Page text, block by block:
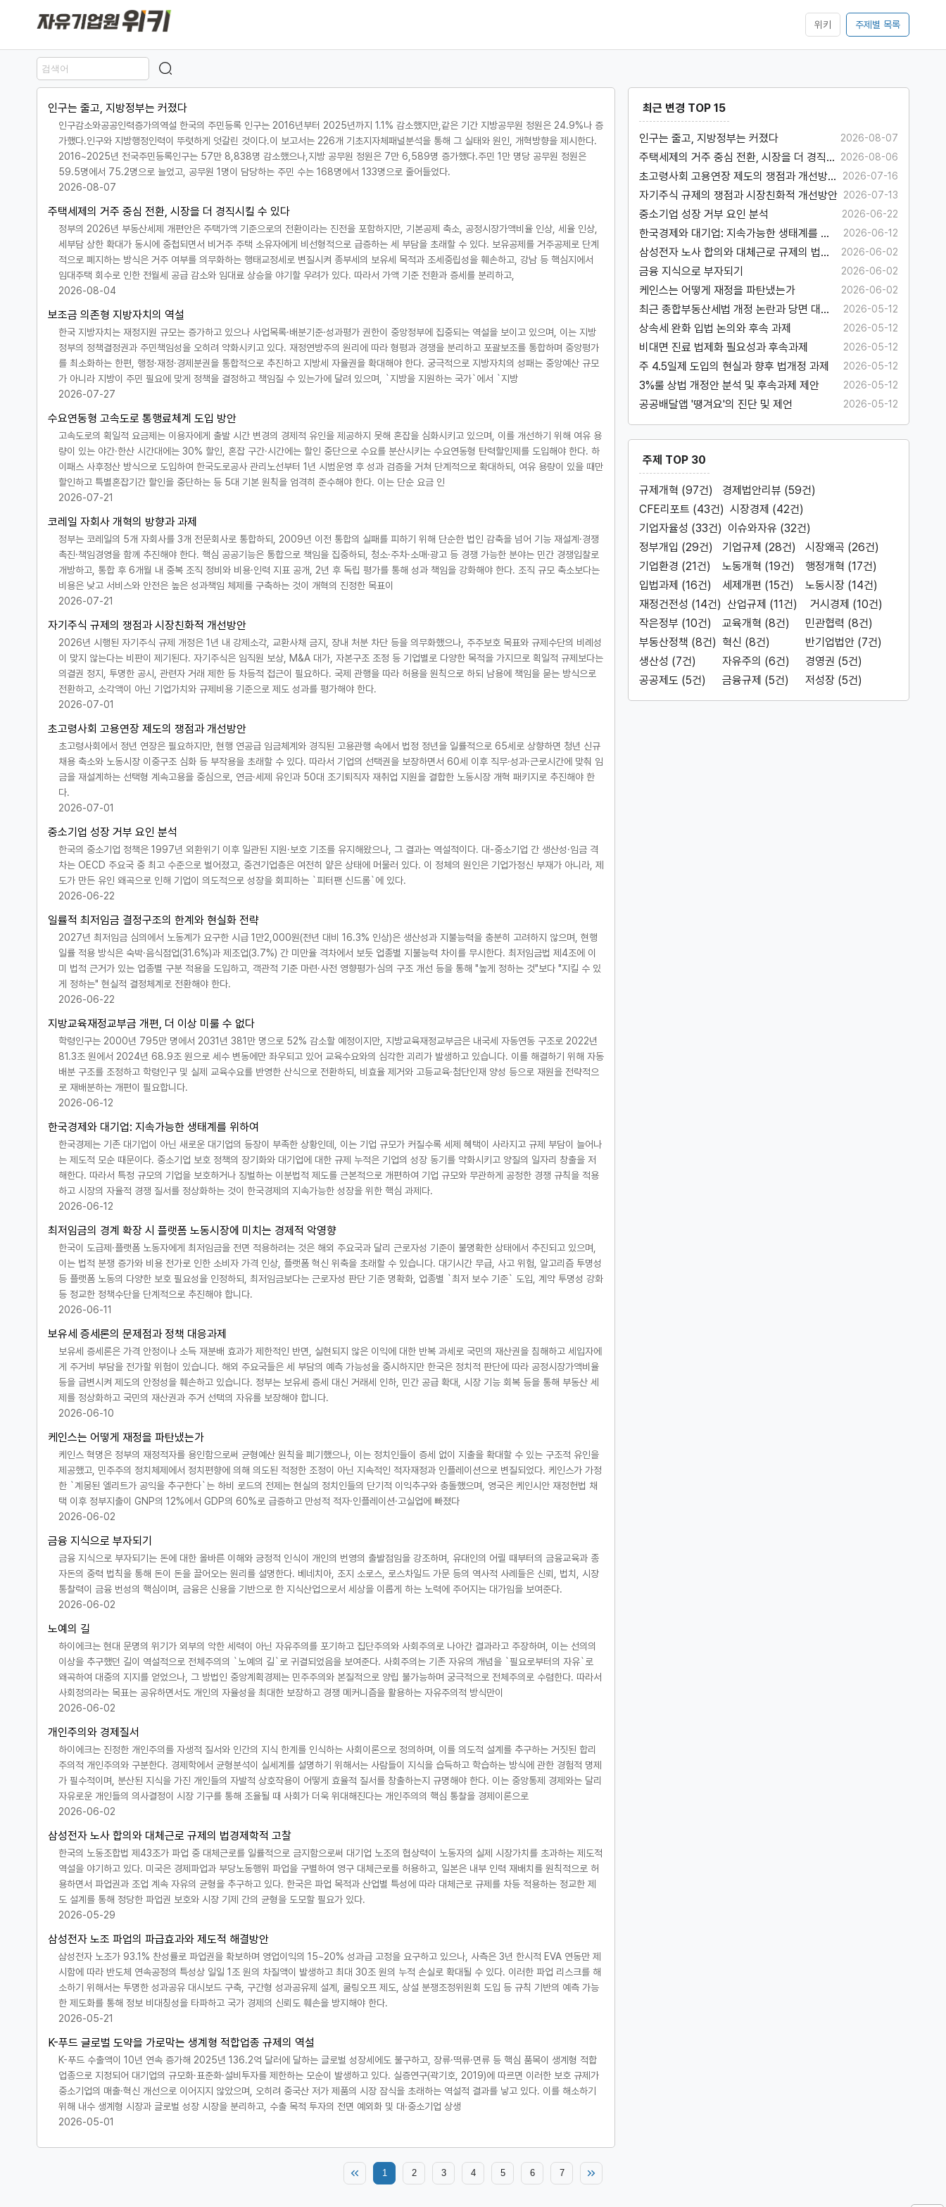
위키 주제별 목록
인구는 줄고, 지방정부는 커졌다
인구감소와공공인력증가의역설 한국의 주민등록 인구는 2016년부터 2025년까지 1.1% 감소했지만,같은 기간 지방공무원 정원은 24.9%나 증
가했다.인구와 지방행정인력이 뚜렷하게 엇갈린 것이다.이 보고서는 226개 기초지자체패널분석을 통해 그 실태와 원인, 개혁방향을 제시한다.
2016~2025년 전국주민등록인구는 57만 8,838명 감소했으나,지방 공무원 정원은 7만 6,589명 증가했다.주민 1만 명당 공무원 정원은
59.5명에서 75.2명으로 늘었고, 공무원 1명이 담당하는 주민 수는 168명에서 133명으로 줄어들었다.
2026-08-07
주택세제의 거주 중심 전환, 시장을 더 경직시킬 수 있다
정부의 2026년 부동산세제 개편안은 주택가액 기준으로의 전환이라는 진전을 포함하지만, 기본공제 축소, 공정시장가액비율 인상, 세율 인상,
세부담 상한 확대가 동시에 중첩되면서 비거주 주택 소유자에게 비선형적으로 급증하는 세 부담을 초래할 수 있다. 보유공제를 거주공제로 단계
적으로 폐지하는 방식은 거주 여부를 의무화하는 행태교정세로 변질시켜 종부세의 보유세 목적과 조세중립성을 훼손하고, 강남 등 핵심지에서
임대주택 회수로 인한 전월세 공급 감소와 임대료 상승을 야기할 우려가 있다. 따라서 가액 기준 전환과 증세를 분리하고,
2026-08-04
보조금 의존형 지방자치의 역설
한국 지방자치는 재정지원 규모는 증가하고 있으나 사업목록·배분기준·성과평가 권한이 중앙정부에 집중되는 역설을 보이고 있으며, 이는 지방
정부의 정책결정권과 주민책임성을 오히려 약화시키고 있다. 재정연방주의 원리에 따라 형평과 경쟁을 분리하고 포괄보조를 통합하며 중앙평가
를 최소화하는 한편, 행정·재정·경제분권을 통합적으로 추진하고 지방세 자율권을 확대해야 한다. 궁극적으로 지방자치의 성패는 중앙예산 규모
가 아니라 지방이 주민 필요에 맞게 정책을 결정하고 책임질 수 있는가에 달려 있으며, `지방을 지원하는 국가`에서 `지방
2026-07-27
수요연동형 고속도로 통행료체계 도입 방안
고속도로의 획일적 요금제는 이용자에게 출발 시간 변경의 경제적 유인을 제공하지 못해 혼잡을 심화시키고 있으며, 이를 개선하기 위해 여유 용
량이 있는 야간·한산 시간대에는 30% 할인, 혼잡 구간·시간에는 할인 중단으로 수요를 분산시키는 수요연동형 탄력할인제를 도입해야 한다. 하
이패스 사후정산 방식으로 도입하여 한국도로공사 관리노선부터 1년 시범운영 후 성과 검증을 거쳐 단계적으로 확대하되, 여유 용량이 있을 때만
할인하고 특별혼잡기간 할인을 중단하는 등 5대 기본 원칙을 엄격히 준수해야 한다. 이는 단순 요금 인
2026-07-21
코레일 자회사 개혁의 방향과 과제
정부는 코레일의 5개 자회사를 3개 전문회사로 통합하되, 2009년 이전 통합의 실패를 피하기 위해 단순한 법인 감축을 넘어 기능 재설계·경쟁
촉진·책임경영을 함께 추진해야 한다. 핵심 공공기능은 통합으로 책임을 집중하되, 청소·주차·소매·광고 등 경쟁 가능한 분야는 민간 경쟁입찰로
개방하고, 통합 후 6개월 내 중복 조직 정비와 비용·인력 지표 공개, 2년 후 독립 평가를 통해 성과 책임을 강화해야 한다. 조직 규모 축소보다는
비용은 낮고 서비스와 안전은 높은 성과책임 체제를 구축하는 것이 개혁의 진정한 목표이
2026-07-21
자기주식 규제의 쟁점과 시장친화적 개선방안
2026년 시행된 자기주식 규제 개정은 1년 내 강제소각, 교환사채 금지, 장내 처분 차단 등을 의무화했으나, 주주보호 목표와 규제수단의 비례성
이 맞지 않는다는 비판이 제기된다. 자기주식은 임직원 보상, M&A 대가, 자본구조 조정 등 기업별로 다양한 목적을 가지므로 획일적 규제보다는
의결권 정지, 투명한 공시, 관련자 거래 제한 등 차등적 접근이 필요하다. 국제 관행을 따라 허용을 원칙으로 하되 남용에 책임을 묻는 방식으로
전환하고, 소각액이 아닌 기업가치와 규제비용 기준으로 제도 성과를 평가해야 한다.
2026-07-01
초고령사회 고용연장 제도의 쟁점과 개선방안
초고령사회에서 정년 연장은 필요하지만, 현행 연공급 임금체계와 경직된 고용관행 속에서 법정 정년을 일률적으로 65세로 상향하면 청년 신규
채용 축소와 노동시장 이중구조 심화 등 부작용을 초래할 수 있다. 따라서 기업의 선택권을 보장하면서 60세 이후 직무·성과·근로시간에 맞춰 임
금을 재설계하는 선택형 계속고용을 중심으로, 연금·세제 유인과 50대 조기퇴직자 재취업 지원을 결합한 노동시장 개혁 패키지로 추진해야 한
다.
2026-07-01
중소기업 성장 거부 요인 분석
한국의 중소기업 정책은 1997년 외환위기 이후 일관된 지원·보호 기조를 유지해왔으나, 그 결과는 역설적이다. 대-중소기업 간 생산성·임금 격
차는 OECD 주요국 중 최고 수준으로 벌어졌고, 중견기업층은 여전히 얕은 상태에 머물러 있다. 이 정체의 원인은 기업가정신 부재가 아니라, 제
도가 만든 유인 왜곡으로 인해 기업이 의도적으로 성장을 회피하는 `피터팬 신드롬`에 있다.
2026-06-22
일률적 최저임금 결정구조의 한계와 현실화 전략
2027년 최저임금 심의에서 노동계가 요구한 시급 1만2,000원(전년 대비 16.3% 인상)은 생산성과 지불능력을 충분히 고려하지 않으며, 현행
일률 적용 방식은 숙박·음식점업(31.6%)과 제조업(3.7%) 간 미만율 격차에서 보듯 업종별 지불능력 차이를 무시한다. 최저임금법 제4조에 이
미 법적 근거가 있는 업종별 구분 적용을 도입하고, 객관적 기준 마련·사전 영향평가·심의 구조 개선 등을 통해 "높게 정하는 것"보다 "지킬 수 있
게 정하는" 현실적 결정체계로 전환해야 한다.
2026-06-22
지방교육재정교부금 개편, 더 이상 미룰 수 없다
학령인구는 2000년 795만 명에서 2031년 381만 명으로 52% 감소할 예정이지만, 지방교육재정교부금은 내국세 자동연동 구조로 2022년
81.3조 원에서 2024년 68.9조 원으로 세수 변동에만 좌우되고 있어 교육수요와의 심각한 괴리가 발생하고 있습니다. 이를 해결하기 위해 자동
배분 구조를 조정하고 학령인구 및 실제 교육수요를 반영한 산식으로 전환하되, 비효율 제거와 고등교육·첨단인재 양성 등으로 재원을 전략적으
로 재배분하는 개편이 필요합니다.
2026-06-12
한국경제와 대기업: 지속가능한 생태계를 위하여
한국경제는 기존 대기업이 아닌 새로운 대기업의 등장이 부족한 상황인데, 이는 기업 규모가 커질수록 세제 혜택이 사라지고 규제 부담이 늘어나
는 제도적 모순 때문이다. 중소기업 보호 정책의 장기화와 대기업에 대한 규제 누적은 기업의 성장 동기를 약화시키고 양질의 일자리 창출을 저
해한다. 따라서 특정 규모의 기업을 보호하거나 징벌하는 이분법적 제도를 근본적으로 개편하여 기업 규모와 무관하게 공정한 경쟁 규칙을 적용
하고 시장의 자율적 경쟁 질서를 정상화하는 것이 한국경제의 지속가능한 성장을 위한 핵심 과제다.
2026-06-12
최저임금의 경계 확장 시 플랫폼 노동시장에 미치는 경제적 악영향
한국이 도급제·플랫폼 노동자에게 최저임금을 전면 적용하려는 것은 해외 주요국과 달리 근로자성 기준이 불명확한 상태에서 추진되고 있으며,
이는 법적 분쟁 증가와 비용 전가로 인한 소비자 가격 인상, 플랫폼 혁신 위축을 초래할 수 있습니다. 대기시간 무급, 사고 위험, 알고리즘 투명성
등 플랫폼 노동의 다양한 보호 필요성을 인정하되, 최저임금보다는 근로자성 판단 기준 명확화, 업종별 `최저 보수 기준` 도입, 계약 투명성 강화
등 정교한 정책수단을 단계적으로 추진해야 합니다.
2026-06-11
보유세 증세론의 문제점과 정책 대응과제
보유세 증세론은 가격 안정이나 소득 재분배 효과가 제한적인 반면, 실현되지 않은 이익에 대한 반복 과세로 국민의 재산권을 침해하고 세입자에
게 주거비 부담을 전가할 위험이 있습니다. 해외 주요국들은 세 부담의 예측 가능성을 중시하지만 한국은 정치적 판단에 따라 공정시장가액비율
등을 급변시켜 제도의 안정성을 훼손하고 있습니다. 정부는 보유세 증세 대신 거래세 인하, 민간 공급 확대, 시장 기능 회복 등을 통해 부동산 세
제를 정상화하고 국민의 재산권과 주거 선택의 자유를 보장해야 합니다.
2026-06-10
케인스는 어떻게 재정을 파탄냈는가
케인스 혁명은 정부의 재정적자를 용인함으로써 균형예산 원칙을 폐기했으나, 이는 정치인들이 증세 없이 지출을 확대할 수 있는 구조적 유인을
제공했고, 민주주의 정치체제에서 정치편향에 의해 의도된 적정한 조정이 아닌 지속적인 적자재정과 인플레이션으로 변질되었다. 케인스가 가정
한 `계몽된 엘리트가 공익을 추구한다`는 하비 로드의 전제는 현실의 정치인들의 단기적 이익추구와 충돌했으며, 영국은 케인시안 재정헌법 채
택 이후 정부지출이 GNP의 12%에서 GDP의 60%로 급증하고 만성적 적자·인플레이션·고실업에 빠졌다
2026-06-02
금융 지식으로 부자되기
금융 지식으로 부자되기는 돈에 대한 올바른 이해와 긍정적 인식이 개인의 번영의 출발점임을 강조하며, 유대인의 어릴 때부터의 금융교육과 종
자돈의 중력 법칙을 통해 돈이 돈을 끌어오는 원리를 설명한다. 베네치아, 조지 소로스, 로스차일드 가문 등의 역사적 사례들은 신뢰, 법치, 시장
통찰력이 금융 번성의 핵심이며, 금융은 신용을 기반으로 한 지식산업으로서 세상을 이롭게 하는 노력에 주어지는 대가임을 보여준다.
2026-06-02
노예의 길
하이에크는 현대 문명의 위기가 외부의 악한 세력이 아닌 자유주의를 포기하고 집단주의와 사회주의로 나아간 결과라고 주장하며, 이는 선의의
이상을 추구했던 길이 역설적으로 전체주의의 `노예의 길`로 귀결되었음을 보여준다. 사회주의는 기존 자유의 개념을 `필요로부터의 자유`로
왜곡하여 대중의 지지를 얻었으나, 그 방법인 중앙계획경제는 민주주의와 본질적으로 양립 불가능하며 궁극적으로 전체주의로 수렴한다. 따라서
사회정의라는 목표는 공유하면서도 개인의 자율성을 최대한 보장하고 경쟁 메커니즘을 활용하는 자유주의적 방식만이
2026-06-02
개인주의와 경제질서
하이에크는 진정한 개인주의를 자생적 질서와 인간의 지식 한계를 인식하는 사회이론으로 정의하며, 이를 의도적 설계를 추구하는 거짓된 합리
주의적 개인주의와 구분한다. 경제학에서 균형분석이 실세계를 설명하기 위해서는 사람들이 지식을 습득하고 학습하는 방식에 관한 경험적 명제
가 필수적이며, 분산된 지식을 가진 개인들의 자발적 상호작용이 어떻게 효율적 질서를 창출하는지 규명해야 한다. 이는 중앙통제 경제와는 달리
자유로운 개인들의 의사결정이 시장 기구를 통해 조율될 때 사회가 더욱 위대해진다는 개인주의의 핵심 통찰을 경제이론으로
2026-06-02
삼성전자 노사 합의와 대체근로 규제의 법경제학적 고찰
한국의 노동조합법 제43조가 파업 중 대체근로를 일률적으로 금지함으로써 대기업 노조의 협상력이 노동자의 실제 시장가치를 초과하는 제도적
역설을 야기하고 있다. 미국은 경제파업과 부당노동행위 파업을 구별하여 영구 대체근로를 허용하고, 일본은 내부 인력 재배치를 원칙적으로 허
용하면서 파업권과 조업 계속 자유의 균형을 추구하고 있다. 한국은 파업 목적과 산업별 특성에 따라 대체근로 규제를 차등 적용하는 정교한 제
도 설계를 통해 정당한 파업권 보호와 시장 기제 간의 균형을 도모할 필요가 있다.
2026-05-29
삼성전자 노조 파업의 파급효과와 제도적 해결방안
삼성전자 노조가 93.1% 찬성률로 파업권을 확보하며 영업이익의 15~20% 성과급 고정을 요구하고 있으나, 사측은 3년 한시적 EVA 연동만 제
시함에 따라 반도체 연속공정의 특성상 일일 1조 원의 차질액이 발생하고 최대 30조 원의 누적 손실로 확대될 수 있다. 이러한 파업 리스크를 해
소하기 위해서는 투명한 성과공유 대시보드 구축, 구간형 성과공유제 설계, 쿨링오프 제도, 상설 분쟁조정위원회 도입 등 규칙 기반의 예측 가능
한 제도화를 통해 정보 비대칭성을 타파하고 국가 경제의 신뢰도 훼손을 방지해야 한다.
2026-05-21
K-푸드 글로벌 도약을 가로막는 생계형 적합업종 규제의 역설
K-푸드 수출액이 10년 연속 증가해 2025년 136.2억 달러에 달하는 글로벌 성장세에도 불구하고, 장류·떡류·면류 등 핵심 품목이 생계형 적합
업종으로 지정되어 대기업의 규모화·표준화·설비투자를 제한하는 모순이 발생하고 있다. 실증연구(곽기호, 2019)에 따르면 이러한 보호 규제가
중소기업의 매출·혁신 개선으로 이어지지 않았으며, 오히려 중국산 저가 제품의 시장 잠식을 초래하는 역설적 결과를 낳고 있다. 이를 해소하기
위해 내수 생계형 시장과 글로벌 성장 시장을 분리하고, 수출 목적 투자의 전면 예외화 및 대·중소기업 상생
2026-05-01
최근 변경 TOP 15
인구는 줄고, 지방정부는 커졌다 2026-08-07
주택세제의 거주 중심 전환, 시장을 더 경직
시킬 수 있다
2026-08-06
초고령사회 고용연장 제도의 쟁점과 개선방
안
2026-07-16
자기주식 규제의 쟁점과 시장친화적 개선방안 2026-07-13
중소기업 성장 거부 요인 분석 2026-06-22
한국경제와 대기업: 지속가능한 생태계를 위
하여
2026-06-12
삼성전자 노사 합의와 대체근로 규제의 법경
제학적 고찰
2026-06-02
금융 지식으로 부자되기 2026-06-02
케인스는 어떻게 재정을 파탄냈는가 2026-06-02
최근 종합부동산세법 개정 논란과 당면 대응
과제
2026-05-12
상속세 완화 입법 논의와 후속 과제 2026-05-12
비대면 진료 법제화 필요성과 후속과제 2026-05-12
주 4.5일제 도입의 현실과 향후 법개정 과제 2026-05-12
3%룰 상법 개정안 분석 및 후속과제 제안 2026-05-12
공공배달앱 '땡겨요'의 진단 및 제언 2026-05-12
주제 TOP 30
규제개혁 (97건)
경제법안리뷰 (59건)
CFE리포트 (43건) 시장경제 (42건)
기업자율성 (33건) 이슈와자유 (32건)
정부개입 (29건)
기업규제 (28건)
시장왜곡 (26건)
기업환경 (21건)
노동개혁 (19건)
행정개혁 (17건)
입법과제 (16건)
세제개편 (15건)
노동시장 (14건)
재정건전성 (14건) 산업규제 (11건)
거시경제 (10건)
작은정부 (10건)
교육개혁 (8건)
민관협력 (8건)
부동산정책 (8건) 혁신 (8건)
반기업법안 (7건)
생산성 (7건)
자유주의 (6건)
경영권 (5건)
공공제도 (5건)
금융규제 (5건) 저성장 (5건)
1 2 3 4 5 6 7